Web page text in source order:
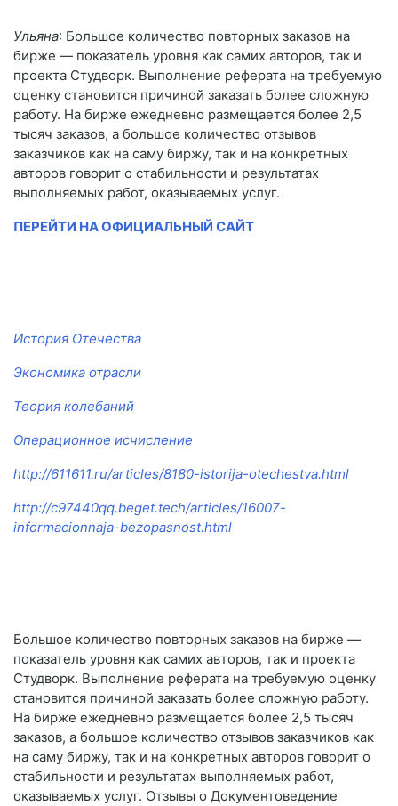
Ульяна: Большое количество повторных заказов на
бирже — показатель уровня как самих авторов, так и
проекта Студворк. Выполнение реферата на требуемую
оценку становится причиной заказать более сложную
работу. На бирже ежедневно размещается более 2,5
тысяч заказов, а большое количество отзывов
заказчиков как на саму биржу, так и на конкретных
авторов говорит о стабильности и результатах
выполняемых работ, оказываемых услуг.
ПЕРЕЙТИ НА ОФИЦИАЛЬНЫЙ САЙТ
История Отечества
Экономика отрасли
Теория колебаний
Операционное исчисление
http://611611.ru/articles/8180-istorija-otechestva.html
http://c97440qq.beget.tech/articles/16007-
informacionnaja-bezopasnost.html
Большое количество повторных заказов на бирже —
показатель уровня как самих авторов, так и проекта
Студворк. Выполнение реферата на требуемую оценку
становится причиной заказать более сложную работу.
На бирже ежедневно размещается более 2,5 тысяч
заказов, а большое количество отзывов заказчиков как
на саму биржу, так и на конкретных авторов говорит о
стабильности и результатах выполняемых работ,
оказываемых услуг. Отзывы о Документоведение